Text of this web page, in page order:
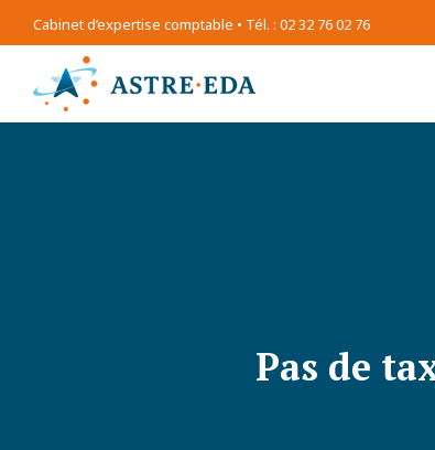
Cabinet d’expertise comptable • Tél. : 02 32 76 02 76
Pas de